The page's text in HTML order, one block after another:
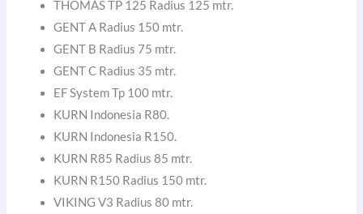
THOMAS TP 125 Radius 125 mtr.
GENT A Radius 150 mtr.
GENT B Radius 75 mtr.
GENT C Radius 35 mtr.
EF System Tp 100 mtr.
KURN Indonesia R80.
KURN Indonesia R150.
KURN R85 Radius 85 mtr.
KURN R150 Radius 150 mtr.
VIKING V3 Radius 80 mtr.